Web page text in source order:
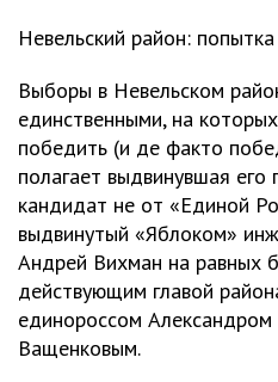
Невельский район:
Выборы в Невельском
единственными, на
победить (и де факто
полагает выдвинувшая его
кандидат не от «Единой
выдвинутый «Яблоком»
Андрей Вихман на равных
действующим главой
единороссом Александром
Ващенковым.